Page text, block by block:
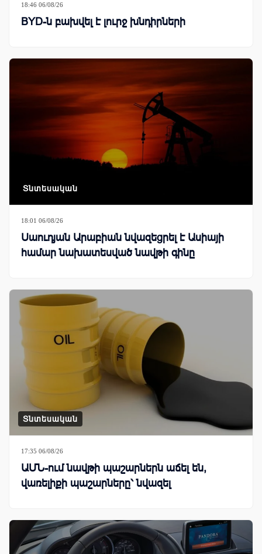
18:46 06/08/26
BYD-ն բախվել է լուրջ խնդիրների
Տնտեսական
18:01 06/08/26
Սաուդյան Արաբիան նվազեցրել է Ասիայի
համար նախատեսված նավթի գինը
Տնտեսական
17:35 06/08/26
ԱՄՆ-ում նավթի պաշարներն աճել են,
վառելիքի պաշարները՝ նվազել